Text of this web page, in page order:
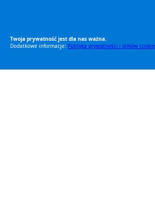
Twoja prywatność jest dla nas ważna.
Dodatkowe informacje: Polityka prywatności i plików cookie